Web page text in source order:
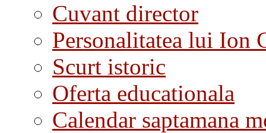
Cuvant director
Personalitatea lui Ion
Scurt istoric
Oferta educationala
Calendar saptamana